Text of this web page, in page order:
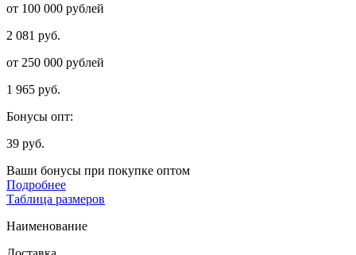
от 100 000 рублей
2 081 руб.
от 250 000 рублей
1 965 руб.
Бонусы опт:
39 руб.
Ваши бонусы при покупке оптом
Подробнее
Таблица размеров
Наименование